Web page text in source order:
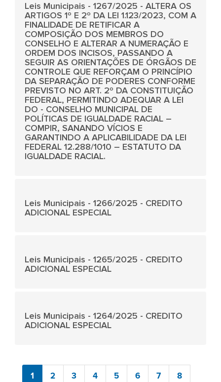
Leis Municipais - 1267/2025 - ALTERA OS
ARTIGOS 1º E 2º DA LEI 1.123/2023, COM A
FINALIDADE DE RETIFICAR A
COMPOSIÇÃO DOS MEMBROS DO
CONSELHO E ALTERAR A NUMERAÇÃO E
ORDEM DOS INCISOS, PASSANDO A
SEGUIR AS ORIENTAÇÕES DE ÓRGÃOS DE
CONTROLE QUE REFORÇAM O PRINCÍPIO
DA SEPARAÇÃO DE PODERES CONFORME
PREVISTO NO ART. 2º DA CONSTITUIÇÃO
FEDERAL, PERMITINDO ADEQUAR A LEI
DO - CONSELHO MUNICIPAL DE
POLÍTICAS DE IGUALDADE RACIAL –
COMPIR, SANANDO VÍCIOS E
GARANTINDO A APLICABILIDADE DA LEI
FEDERAL 12.288/1010 – ESTATUTO DA
IGUALDADE RACIAL.
Leis Municipais - 1266/2025 - CREDITO
ADICIONAL ESPECIAL
Leis Municipais - 1265/2025 - CREDITO
ADICIONAL ESPECIAL
Leis Municipais - 1264/2025 - CREDITO
ADICIONAL ESPECIAL
1 2 3 4 5 6 7 8